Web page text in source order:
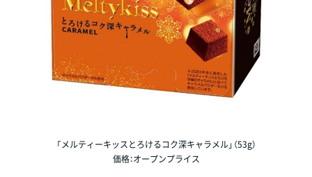
「メルティーキッスとろけるコク深キャラメル」（53g）
価格：オープンプライス